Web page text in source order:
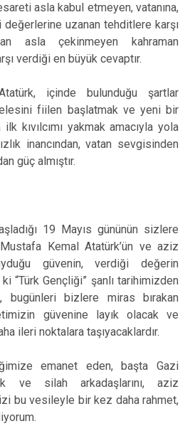
asla kabul etmeyen, vatanına,
uzanan tehditlere karşı
asla çekinmeyen kahraman
verdiği en büyük cevaptır.
içinde bulunduğu şartlar
fiilen başlatmak ve yeni bir
kıvılcımı yakmak amacıyla yola
inancından, vatan sevgisinden
güç almıştır.
19 Mayıs gününün sizlere
Kemal Atatürk’ün ve aziz
güvenin, verdiği değerin
“Türk Gençliği” şanlı tarihimizden
bugünleri bizlere miras bırakan
güvenine layık olacak ve
ileri noktalara taşıyacaklardır.
emanet eden, başta Gazi
ve silah arkadaşlarını, aziz
bu vesileyle bir kez daha rahmet,